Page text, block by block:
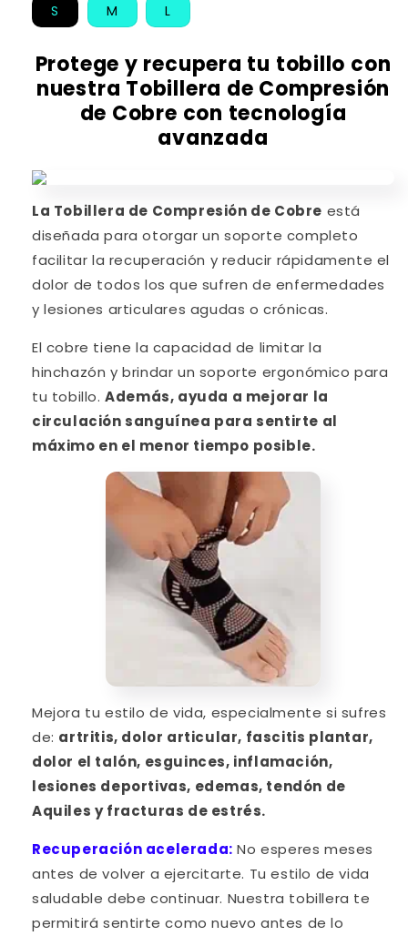
S M L
Protege y recupera tu tobillo con
nuestra Tobillera de Compresión
de Cobre con tecnología
avanzada
La Tobillera de Compresión de Cobre está
diseñada para otorgar un soporte completo
facilitar la recuperación y reducir rápidamente el
dolor de todos los que sufren de enfermedades
y lesiones articulares agudas o crónicas.
El cobre tiene la capacidad de limitar la
hinchazón y brindar un soporte ergonómico para
tu tobillo. Además, ayuda a mejorar la
circulación sanguínea para sentirte al
máximo en el menor tiempo posible.
Mejora tu estilo de vida, especialmente si sufres
de: artritis, dolor articular, fascitis plantar,
dolor el talón, esguinces, inflamación,
lesiones deportivas, edemas, tendón de
Aquiles y fracturas de estrés.
Recuperación acelerada: No esperes meses
antes de volver a ejercitarte. Tu estilo de vida
saludable debe continuar. Nuestra tobillera te
permitirá sentirte como nuevo antes de lo